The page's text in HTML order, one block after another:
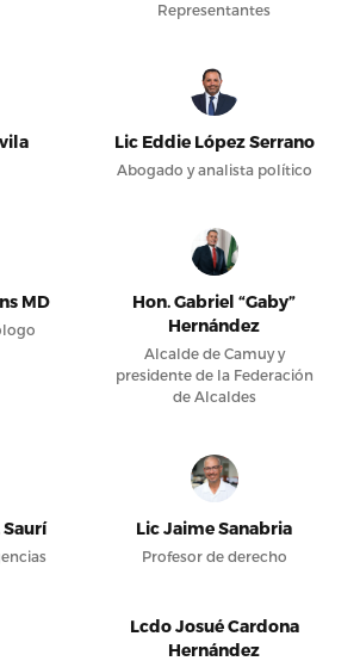
Representantes
Lic Eddie López Serrano
Abogado y analista político
MD
Hon. Gabriel “Gaby”
Hernández
Alcalde de Camuy y
presidente de la Federación
de Alcaldes
Lic Jaime Sanabria
Profesor de derecho
Lcdo Josué Cardona
Hernández